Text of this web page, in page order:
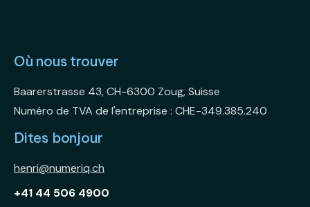
Où nous trouver
Baarerstrasse 43, CH-6300 Zoug, Suisse
Numéro de TVA de l'entreprise : CHE-349.385.240
Dites bonjour
henri@numeriq.ch
+41 44 506 4900